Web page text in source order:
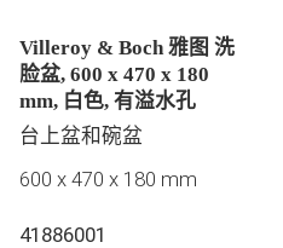
Villeroy & Boch 雅图 洗
脸盆, 600 x 470 x 180
mm, 白色, 有溢水孔
台上盆和碗盆
600 x 470 x 180 mm
41886001